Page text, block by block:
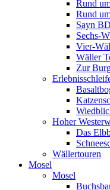
Rund
Rund
Sayn
Sechs-
Vier-
Wäller
Zur
Hoher
Das
Wällertouren
Mosel
Mosel